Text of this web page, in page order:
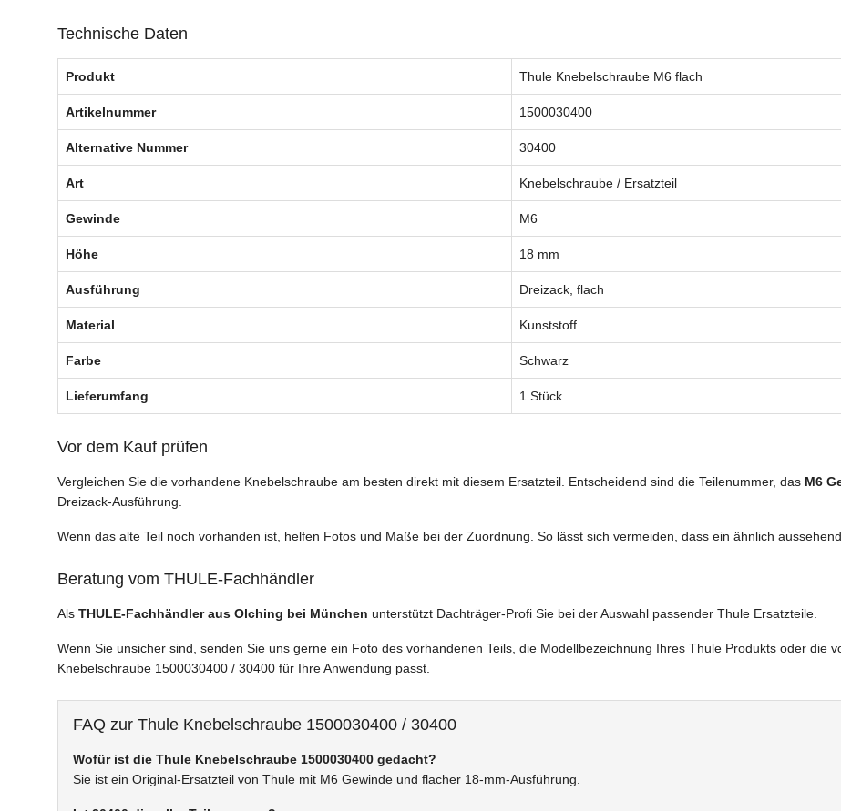
Technische Daten
Produkt Thule Knebelschraube M6 flach
Artikelnummer 1500030400
Alternative Nummer 30400
Art Knebelschraube / Ersatzteil
Gewinde M6
Höhe 18 mm
Ausführung Dreizack, flach
Material Kunststoff
Farbe Schwarz
Lieferumfang 1 Stück
Vor dem Kauf prüfen
Vergleichen Sie die vorhandene Knebelschraube am besten direkt mit diesem Ersatzteil. Entscheidend sind die Teilenummer, das M6
Dreizack-Ausführung.
Wenn das alte Teil noch vorhanden ist, helfen Fotos und Maße bei der Zuordnung. So lässt sich vermeiden, dass ein ähnlich
Beratung vom THULE-Fachhändler
Als THULE-Fachhändler aus Olching bei München unterstützt Dachträger-Profi Sie bei der Auswahl passender Thule Ersatzteile.
Wenn Sie unsicher sind, senden Sie uns gerne ein Foto des vorhandenen Teils, die Modellbezeichnung Ihres Thule Produkts oder die
Knebelschraube 1500030400 / 30400 für Ihre Anwendung passt.
FAQ zur Thule Knebelschraube 1500030400 / 30400
Wofür ist die Thule Knebelschraube 1500030400 gedacht?
Sie ist ein Original-Ersatzteil von Thule mit M6 Gewinde und flacher 18-mm-Ausführung.